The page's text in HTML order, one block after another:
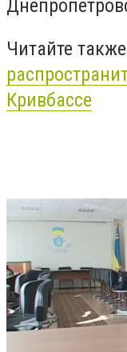
Читайте
Кривбассе